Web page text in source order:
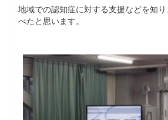
地域での認知症に対する支援などを知
べたと思います。